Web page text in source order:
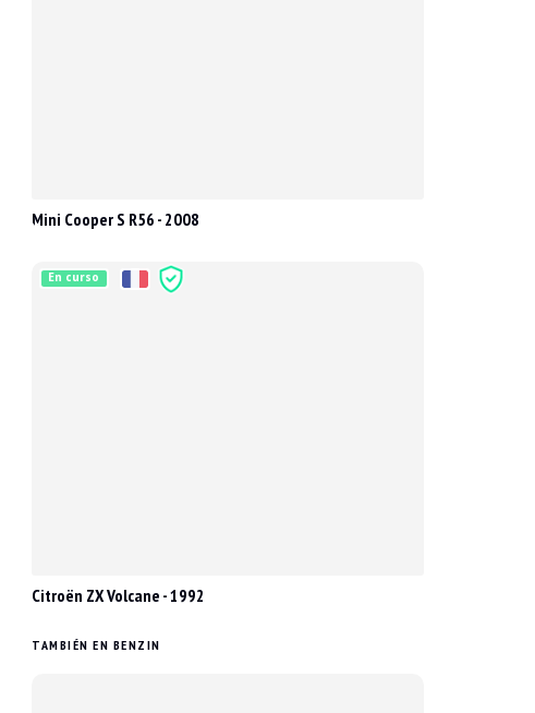
Mini Cooper S R56 - 2008
En curso
Citroën ZX Volcane - 1992
TAMBIÉN EN BENZIN